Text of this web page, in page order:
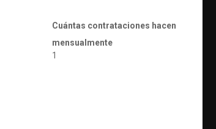
Cuántas contrataciones hacen
mensualmente
1